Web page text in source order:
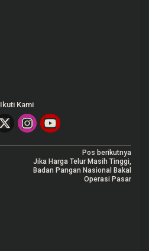
Ikuti Kami
Pos berikutnya
Jika Harga Telur Masih Tinggi,
Badan Pangan Nasional Bakal
Operasi Pasar